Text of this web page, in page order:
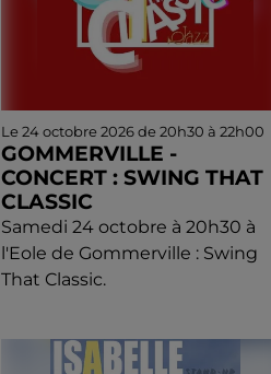
Le 24 octobre 2026 de 20h30 à 22h00
GOMMERVILLE -
CONCERT : SWING THAT
CLASSIC
Samedi 24 octobre à 20h30 à
l'Eole de Gommerville : Swing
That Classic.